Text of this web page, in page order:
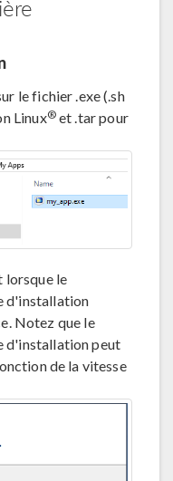
le fichier .exe (.sh
Linux®et .tar pour
lorsque le
d'installation
Notez que le
d'installation peut
de la vitesse